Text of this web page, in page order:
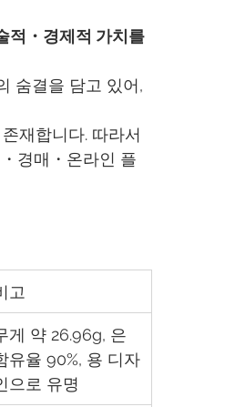
적・경제적 가치를
숨결을 담고 있어,
재합니다. 따라서
경매・온라인 플
고
게 약 26.96g, 은
유율 90%, 용 디자
으로 유명